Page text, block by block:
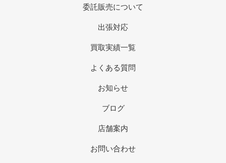
委託販売について
出張対応
買取実績一覧
よくある質問
お知らせ
ブログ
店舗案内
お問い合わせ